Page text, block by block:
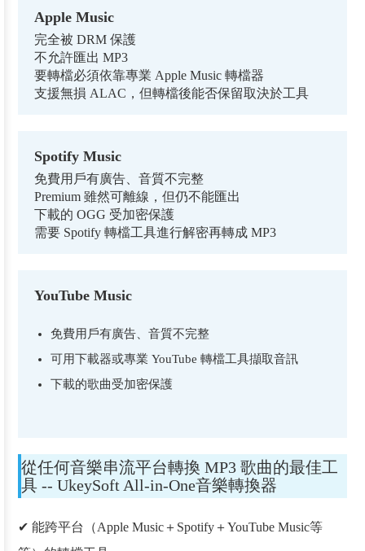
Apple Music
完全被 DRM 保護
不允許匯出 MP3
要轉檔必須依靠專業 Apple Music 轉檔器
支援無損 ALAC，但轉檔後能否保留取決於工具
Spotify Music
免費用戶有廣告、音質不完整
Premium 雖然可離線，但仍不能匯出
下載的 OGG 受加密保護
需要 Spotify 轉檔工具進行解密再轉成 MP3
YouTube Music
免費用戶有廣告、音質不完整
可用下載器或專業 YouTube 轉檔工具擷取音訊
下載的歌曲受加密保護
從任何音樂串流平台轉換 MP3 歌曲的最佳工
具 -- UkeySoft All-in-One音樂轉換器
✔ 能跨平台（Apple Music＋Spotify＋YouTube Music等